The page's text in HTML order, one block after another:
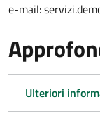
e-mail:
Ulteriori